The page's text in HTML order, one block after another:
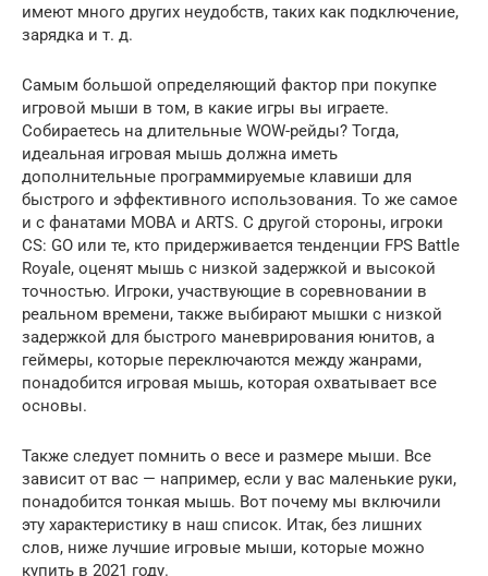
имеют много других неудобств, таких как подключение,
зарядка и т. д.
Самым большой определяющий фактор при покупке
игровой мыши в том, в какие игры вы играете.
Собираетесь на длительные WOW-рейды? Тогда,
идеальная игровая мышь должна иметь
дополнительные программируемые клавиши для
быстрого и эффективного использования. То же самое
и с фанатами MOBA и ARTS. С другой стороны, игроки
CS: GO или те, кто придерживается тенденции FPS Battle
Royale, оценят мышь с низкой задержкой и высокой
точностью. Игроки, участвующие в соревновании в
реальном времени, также выбирают мышки с низкой
задержкой для быстрого маневрирования юнитов, а
геймеры, которые переключаются между жанрами,
понадобится игровая мышь, которая охватывает все
основы.
Также следует помнить о весе и размере мыши. Все
зависит от вас — например, если у вас маленькие руки,
понадобится тонкая мышь. Вот почему мы включили
эту характеристику в наш список. Итак, без лишних
слов, ниже лучшие игровые мыши, которые можно
купить в 2021 году.